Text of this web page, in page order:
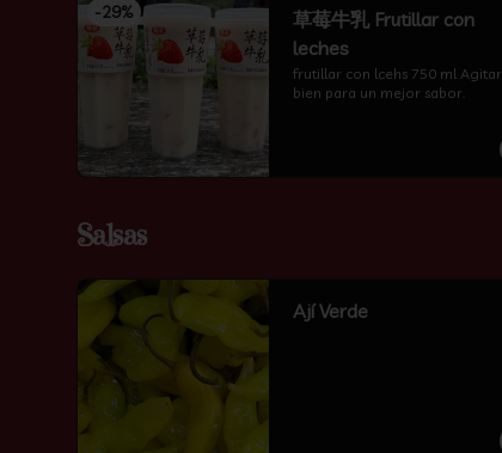
-29%
草莓牛乳 Frutillar con
leches
frutillar con lcehs 750 ml Agitar
bien para un mejor sabor.
Salsas
Ají Verde